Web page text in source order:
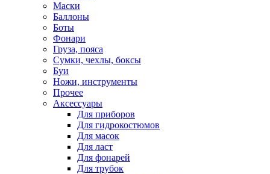
Маски
Баллоны
Боты
Фонари
Груза, пояса
Сумки, чехлы, боксы
Буи
Ножи, инструменты
Прочее
Аксессуары
Для приборов
Для гидрокостюмов
Для масок
Для ласт
Для фонарей
Для трубок